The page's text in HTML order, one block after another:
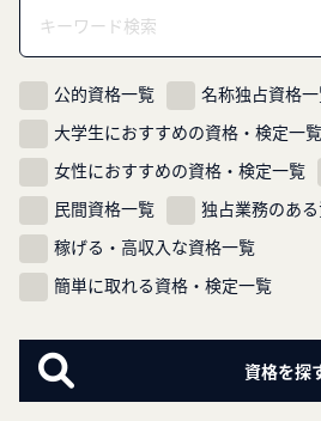
ン
公的資格一覧 名称独占資格
大学生におすすめの資格・検定一覧
女性におすすめの資格・検定一覧
民間資格一覧
独占業務のあ
稼げる・高収入な資格一覧
簡単に取れる資格・検定一覧